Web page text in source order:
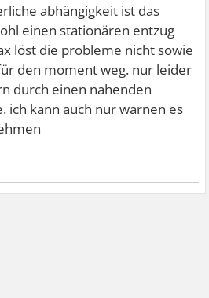
abhängigkeit ist das
einen stationären entzug
löst die probleme nicht sowie
den moment weg. nur leider
durch einen nahenden
ich kann auch nur warnen es